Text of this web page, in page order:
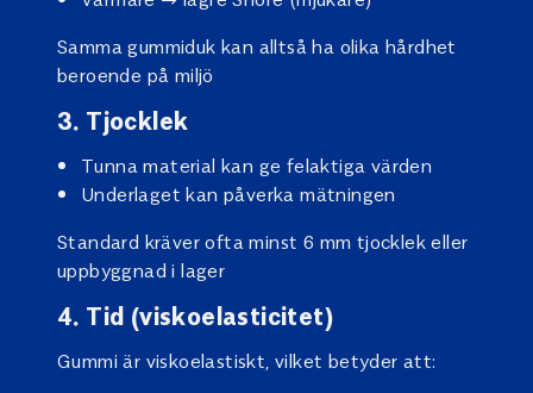
Samma gummiduk kan alltså ha olika hårdhet
beroende på miljö
3. Tjocklek
Tunna material kan ge felaktiga värden
Underlaget kan påverka mätningen
Standard kräver ofta minst 6 mm tjocklek eller
uppbyggnad i lager
4. Tid (viskoelasticitet)
Gummi är viskoelastiskt, vilket betyder att: